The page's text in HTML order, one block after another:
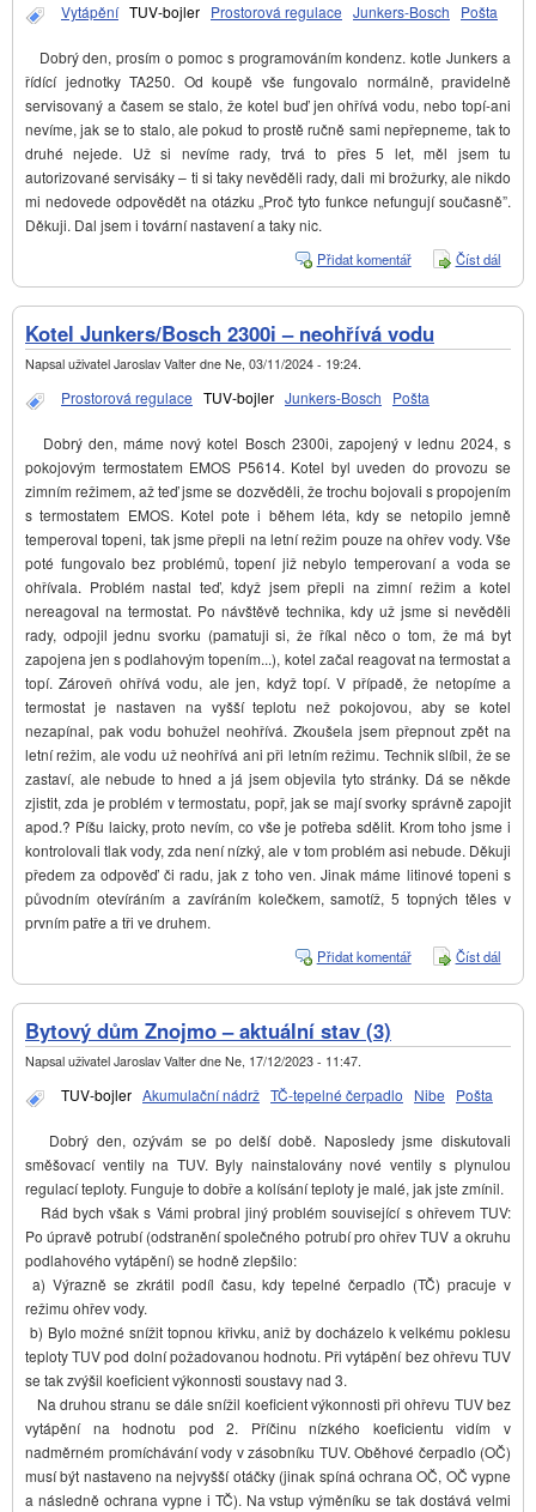
Vytápění TUV-bojler Prostorová regulace Junkers-Bosch Pošta
Dobrý den, prosím o pomoc s programováním kondenz. kotle Junkers a
řídící jednotky TA250. Od koupě vše fungovalo normálně, pravidelně
servisovaný a časem se stalo, že kotel buď jen ohřívá vodu, nebo topí-ani
nevíme, jak se to stalo, ale pokud to prostě ručně sami nepřepneme, tak to
druhé nejede. Už si nevíme rady, trvá to přes 5 let, měl jsem tu
autorizované servisáky – ti si taky nevěděli rady, dali mi brožurky, ale nikdo
mi nedovede odpovědět na otázku „Proč tyto funkce nefungují současně”.
Děkuji. Dal jsem i tovární nastavení a taky nic.
Číst dál
netopí
Přidat komentář
Kotel Junkers/Bosch 2300i – neohřívá vodu
Napsal uživatel Jaroslav Valter dne Ne, 03/11/2024 - 19:24.
Prostorová regulace TUV-bojler Junkers-Bosch Pošta
Dobrý den, máme nový kotel Bosch 2300i, zapojený v lednu 2024, s
pokojovým termostatem EMOS P5614. Kotel byl uveden do provozu se
zimním režimem, až teď jsme se dozvěděli, že trochu bojovali s propojením
s termostatem EMOS. Kotel pote i během léta, kdy se netopilo jemně
temperoval topeni, tak jsme přepli na letní režim pouze na ohřev vody. Vše
poté fungovalo bez problémů, topení již nebylo temperovaní a voda se
ohřívala. Problém nastal teď, když jsem přepli na zimní režim a kotel
nereagoval na termostat. Po návštěvě technika, kdy už jsme si nevěděli
rady, odpojil jednu svorku (pamatuji si, že říkal něco o tom, že má byt
zapojena jen s podlahovým topením...), kotel začal reagovat na termostat a
topí. Zároveň ohřívá vodu, ale jen, když topí. V případě, že netopíme a
termostat je nastaven na vyšší teplotu než pokojovou, aby se kotel
nezapínal, pak vodu bohužel neohřívá. Zkoušela jsem přepnout zpět na
letní režim, ale vodu už neohřívá ani při letním režimu. Technik slíbil, že se
zastaví, ale nebude to hned a já jsem objevila tyto stránky. Dá se někde
zjistit, zda je problém v termostatu, popř, jak se mají svorky správně zapojit
apod.? Píšu laicky, proto nevím, co vše je potřeba sdělit. Krom toho jsme i
kontrolovali tlak vody, zda není nízký, ale v tom problém asi nebude. Děkuji
předem za odpověď či radu, jak z toho ven. Jinak máme litinové topeni s
původním otevíráním a zavíráním kolečkem, samotíž, 5 topných těles v
prvním patře a tři ve druhem.
Číst dál
Přidat komentář
Bytový dům Znojmo – aktuální stav (3)
Napsal uživatel Jaroslav Valter dne Ne, 17/12/2023 - 11:47.
TUV-bojler Akumulační nádrž TČ-tepelné čerpadlo Nibe Pošta
Dobrý den, ozývám se po delší době. Naposledy jsme diskutovali
směšovací ventily na TUV. Byly nainstalovány nové ventily s plynulou
regulací teploty. Funguje to dobře a kolísání teploty je malé, jak jste zmínil.
Rád bych však s Vámi probral jiný problém související s ohřevem TUV:
Po úpravě potrubí (odstranění společného potrubí pro ohřev TUV a okruhu
podlahového vytápění) se hodně zlepšilo:
a) Výrazně se zkrátil podíl času, kdy tepelné čerpadlo (TČ) pracuje v
režimu ohřev vody.
b) Bylo možné snížit topnou křivku, aniž by docházelo k velkému poklesu
teploty TUV pod dolní požadovanou hodnotu. Při vytápění bez ohřevu TUV
se tak zvýšil koeficient výkonnosti soustavy nad 3.
Na druhou stranu se dále snížil koeficient výkonnosti při ohřevu TUV bez
vytápění na hodnotu pod 2. Příčinu nízkého koeficientu vidím v
nadměrném promíchávání vody v zásobníku TUV. Oběhové čerpadlo (OČ)
musí být nastaveno na nejvyšší otáčky (jinak spíná ochrana OČ, OČ vypne
a následně ochrana vypne i TČ). Na vstup výměníku se tak dostává velmi